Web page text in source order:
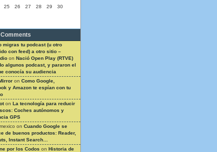
25
26 27 28 29 30
migras tu podcast (u otro
con feed) a otro sitio –
on Nació Open Play (RTVE)
algunos podcast, y pararon el
conocía su audiencia
on Como Google,
y Amazon te espían con tu
on La tecnología para reducir
Coches autónomos y
GPS
on Cuando Google se
de buenos productos: Reader,
Instant Search…
por los Codos on Historia de